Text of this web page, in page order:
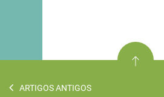
ARTIGOS ANTIGOS